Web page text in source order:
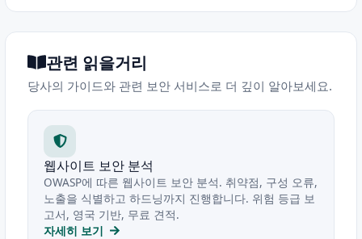
관련 읽을거리
당사의 가이드와 관련 보안 서비스로 더 깊이 알아보세요.
웹사이트 보안 분석
OWASP에 따른 웹사이트 보안 분석. 취약점, 구성 오류,
노출을 식별하고 하드닝까지 진행합니다. 위험 등급 보
고서, 영국 기반, 무료 견적.
자세히 보기